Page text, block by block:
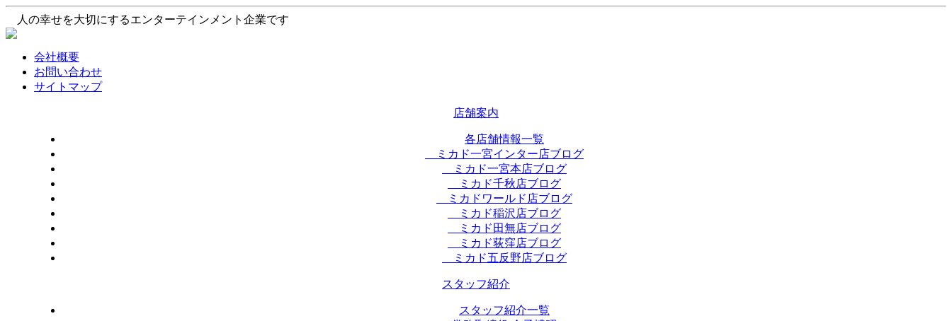
人の幸せを大切にするエンターテインメント企業です
会社概要
お問い合わせ
サイトマップ
店舗案内
各店舗情報一覧
ミカド一宮インター店ブログ
ミカド一宮本店ブログ
ミカド千秋店ブログ
ミカドワールド店ブログ
ミカド稲沢店ブログ
ミカド田無店ブログ
ミカド荻窪店ブログ
ミカド五反野店ブログ
スタッフ紹介
スタッフ紹介一覧